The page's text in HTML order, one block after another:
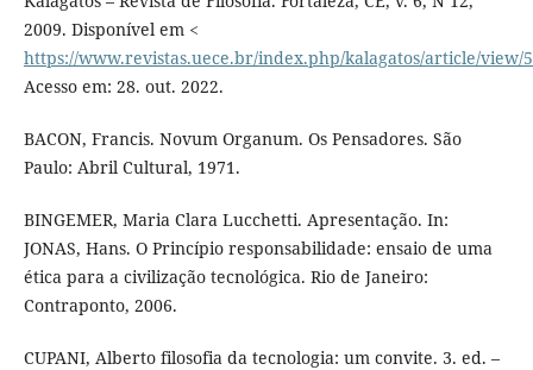
2009. Disponível em <
https://www.revistas.uece.br/index.php/kalagatos/article/view/
Acesso em: 28. out. 2022.
BACON, Francis. Novum Organum. Os Pensadores. São
Paulo: Abril Cultural, 1971.
BINGEMER, Maria Clara Lucchetti. Apresentação. In:
JONAS, Hans. O Princípio responsabilidade: ensaio de uma
ética para a civilização tecnológica. Rio de Janeiro:
Contraponto, 2006.
CUPANI, Alberto filosofia da tecnologia: um convite. 3. ed. –